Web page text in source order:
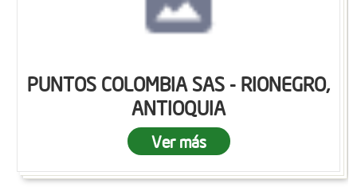
PUNTOS COLOMBIA SAS - RIONEGRO,
ANTIOQUIA
Ver más